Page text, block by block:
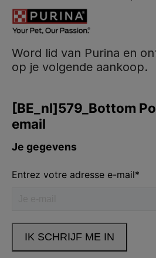
Word lid van Purina en
op je volgende aankoop.
Neem contact met